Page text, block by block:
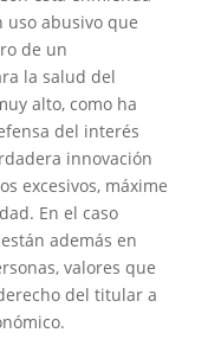
uso abusivo que
de un
la salud del
alto, como ha
del interés
innovación
excesivos, máxime
En el caso
además en
valores que
del titular a